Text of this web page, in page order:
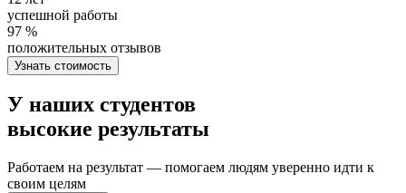
успешной работы
97 %
положительных отзывов
Узнать стоимость
У наших студентов
высокие результаты
Работаем на результат — помогаем людям уверенно идти к
своим целям